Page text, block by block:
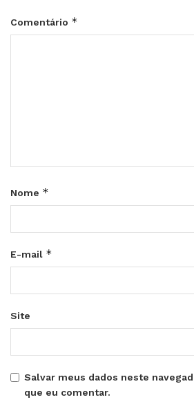
Comentário *
Nome *
E-mail *
Site
Salvar meus dados neste
que eu comentar.